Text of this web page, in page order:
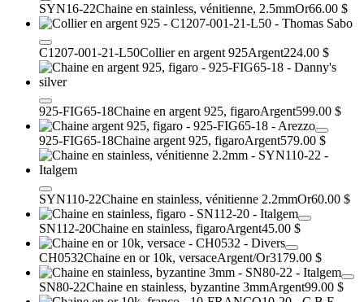
SYN16-22Chaine en stainless, vénitienne, 2.5mmOr66.00 $
C1207-001-21-L50Collier en argent 925Argent224.00 $
925-FIG65-18Chaine en argent 925, figaroArgent599.00 $
925-FIG65-18Chaine argent 925, figaroArgent579.00 $
SYN110-22Chaine en stainless, vénitienne 2.2mmOr60.00 $
SN112-20Chaine en stainless, figaroArgent45.00 $
CH0532Chaine en or 10k, versaceArgent/Or3179.00 $
SN80-22Chaine en stainless, byzantine 3mmArgent99.00 $